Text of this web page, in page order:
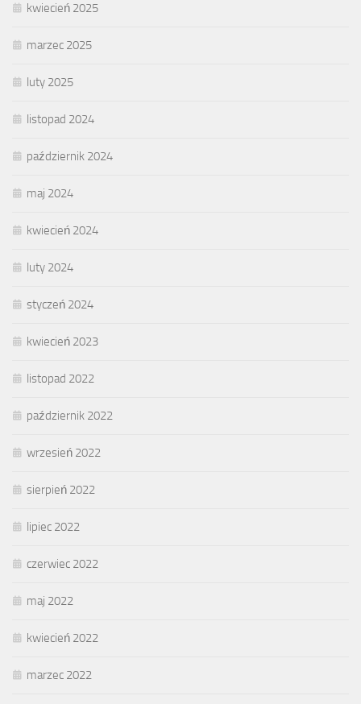
kwiecień 2025
marzec 2025
luty 2025
listopad 2024
październik 2024
maj 2024
kwiecień 2024
luty 2024
styczeń 2024
kwiecień 2023
listopad 2022
październik 2022
wrzesień 2022
sierpień 2022
lipiec 2022
czerwiec 2022
maj 2022
kwiecień 2022
marzec 2022